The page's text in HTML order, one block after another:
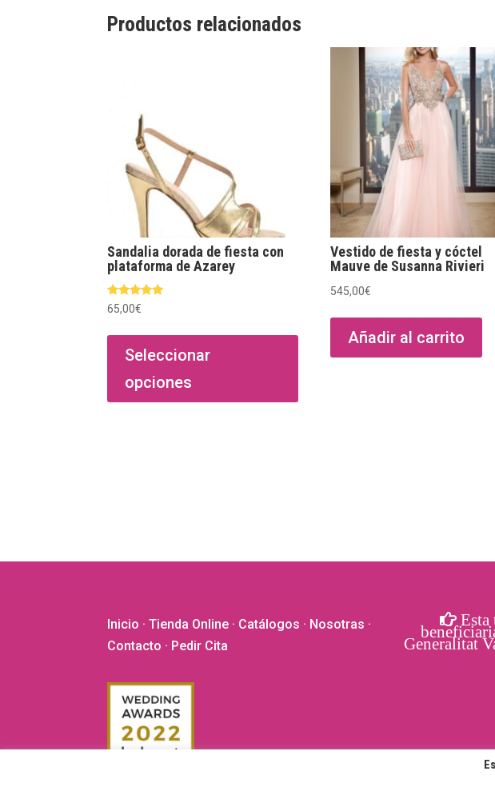
Productos relacionados
Sandalia dorada de fiesta con
plataforma de Azarey
Valorado
con
de 5
65,00€
Seleccionar
opciones
producto
Vestido de fiesta y cóctel
Mauve de Susanna Rivieri
545,00€
Añadir al carrito
Inicio ·Tienda Online · Catálogos · Nosotras ·
Contacto · Pedir Cita
Esta
Generalitat